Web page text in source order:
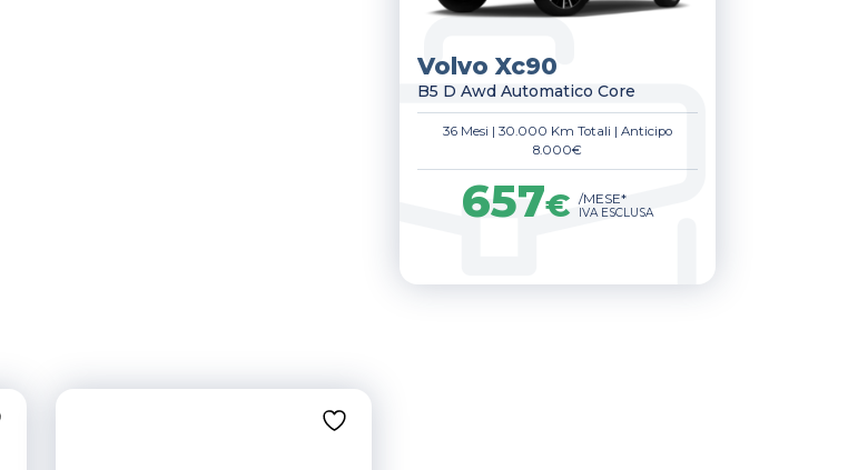
Volvo Xc90
B5 D Awd Automatico Core
36 Mesi |30.000 Km Totali |Anticipo
8.000€
657€ /MESE*
IVA ESCLUSA